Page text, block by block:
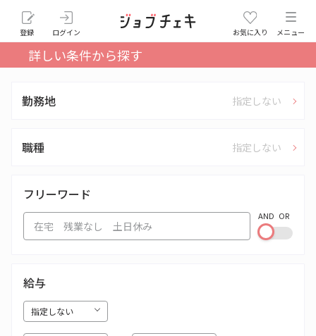
登録 ログイン お気に入り メニュー
詳しい条件から探す
勤務地 指定しない
職種 指定しない
フリーワード
AND OR
給与